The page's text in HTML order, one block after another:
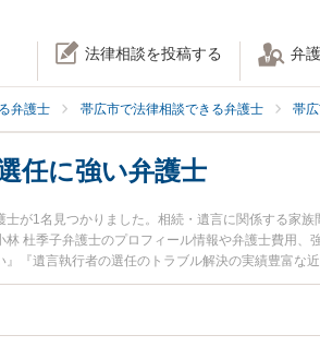
法律相談を投稿する 弁
弁護士 帯広市で法律相談できる弁護士 帯
任に強い弁護士
が1名見つかりました。相続・遺言に関係する家
杜季子弁護士のプロフィール情報や弁護士費用
『遺言執行者の選任のトラブル解決の実績豊富な
困りの相談者さんにおすすめです。